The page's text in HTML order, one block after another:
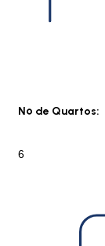
Nº de Quartos:
6